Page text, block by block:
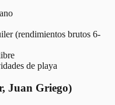
(rendimientos brutos 6-
de playa
Juan Griego)